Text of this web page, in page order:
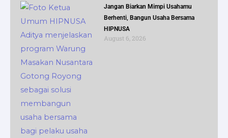
Jangan Biarkan Mimpi Usahamu
Berhenti, Bangun Usaha Bersama
HIPNUSA
August 6, 2026